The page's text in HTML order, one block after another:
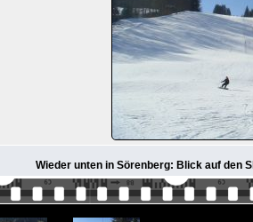
Wieder unten in Sörenberg: Blick auf den